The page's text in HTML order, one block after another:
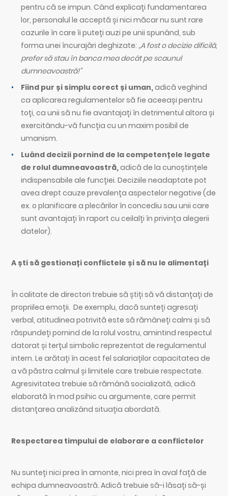
pentru că se impun. Când explicați fundamentarea
lor, personalul le acceptă și nici măcar nu sunt rare
cazurile în care îi puteți auzi pe unii spunând, sub
forma unei încurajări deghizate: „A fost o decizie dificilă,
prefer să stau în banca mea decât pe scaunul
dumneavoastră!”
Fiind pur și simplu corect și uman,adică veghind
ca aplicarea regulamentelor să fie aceeași pentru
toți, ca unii să nu fie avantajați în detrimentul altora și
exercitându-vă funcția cu un maxim posibil de
umanism.
Luând decizii pornind de la competențele legate
de rolul dumneavoastră,adică de la cunoștințele
indispensabile ale funcției. Deciziile neadaptate pot
avea drept cauze prevalența aspectelor negative (de
ex. o planificare a plecărilor în concediu sau unii care
sunt avantajați în raport cu ceilalți în privința alegerii
datelor).
A ști să gestionați conflictele și să nu le alimentați
În calitate de directori trebuie să știți să vă distanțați de
propriilea emoții. De exemplu, dacă sunteți agresați
verbal, atitudinea potrivită este să rămâneți calmi și să
răspundeți pornind de la rolul vostru, amintind respectul
datorat și terțul simbolic reprezentat de regulamentul
intern. Le arătați în acest fel salariaților capacitatea de
a vă păstra calmul și limitele care trebuie respectate.
Agresivitatea trebuie să rămână socializată, adică
elaborată în mod psihic cu argumente, care permit
distanțarea analizând situația abordată.
Respectarea timpului de elaborare a conflictelor
Nu sunteți nici prea în amonte, nici prea în aval față de
echipa dumneavoastră. Adică trebuie să-i lăsați să-și